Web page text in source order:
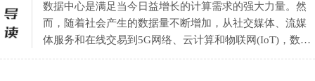
数据中心是满足当今日益增长的计算需求的强大力量。然
而，随着社会产生的数据量不断增加，从社交媒体、流媒
体服务和在线交易到5G网络、云计算和物联网(IoT)，数据
中心的交付压力也越来越大。